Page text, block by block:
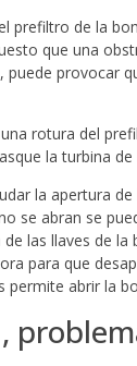
prefiltro de la
que una
puede provocar
rotura del
la turbina
la apertura
se abran se
las llaves de la
para que
permite abrir la